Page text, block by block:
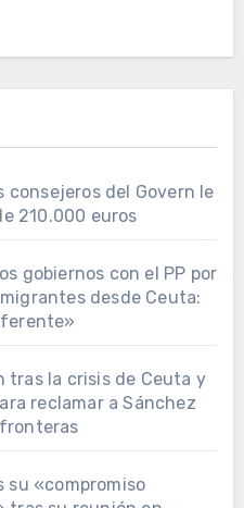
consejeros del Govern le
210.000 euros
gobiernos con el PP por
desde Ceuta:
tras la crisis de Ceuta y
reclamar a Sánchez
su «compromiso